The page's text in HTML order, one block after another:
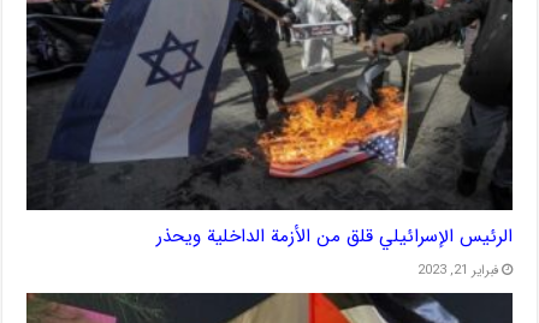
الرئيس الإسرائيلي قلق من الأزمة الداخلية ويحذر
فبراير 21, 2023